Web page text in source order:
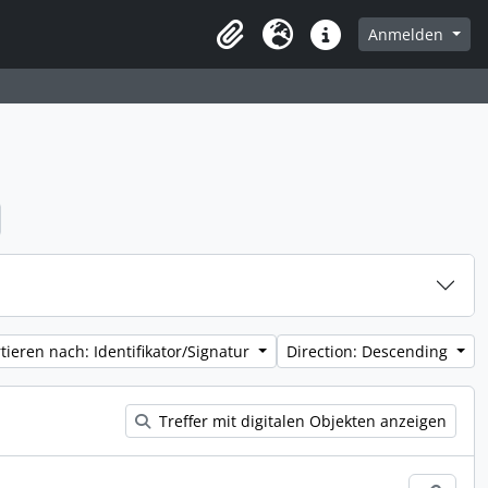
Zwischenablage
SpracheDirekter LinkAnmelden
nach: Identifikator/Signatur Direction: Descending
Treffer mit digitalen Objekten anzeigen